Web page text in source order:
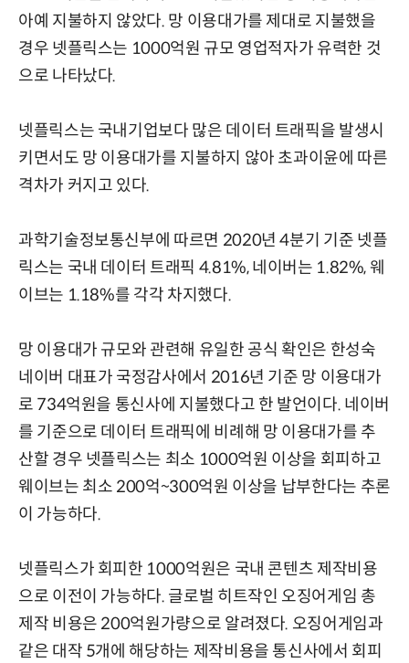
아예 지불하지 않았다. 망 이용대가를 제대로 지불했을
경우 넷플릭스는 1000억원 규모 영업적자가 유력한 것
으로 나타났다.
넷플릭스는 국내기업보다 많은 데이터 트래픽을 발생시
키면서도 망 이용대가를 지불하지 않아 초과이윤에 따른
격차가 커지고 있다.
과학기술정보통신부에 따르면 2020년 4분기 기준 넷플
릭스는 국내 데이터 트래픽 4.81%, 네이버는 1.82%, 웨
이브는 1.18%를 각각 차지했다.
망 이용대가 규모와 관련해 유일한 공식 확인은 한성숙
네이버 대표가 국정감사에서 2016년 기준 망 이용대가
로 734억원을 통신사에 지불했다고 한 발언이다. 네이버
를 기준으로 데이터 트래픽에 비례해 망 이용대가를 추
산할 경우 넷플릭스는 최소 1000억원 이상을 회피하고
웨이브는 최소 200억~300억원 이상을 납부한다는 추론
이 가능하다.
넷플릭스가 회피한 1000억원은 국내 콘텐츠 제작비용
으로 이전이 가능하다. 글로벌 히트작인 오징어게임 총
제작 비용은 200억원가량으로 알려졌다. 오징어게임과
같은 대작 5개에 해당하는 제작비용을 통신사에서 회피